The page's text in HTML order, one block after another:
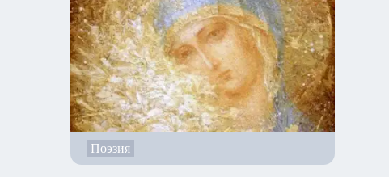
Поэзия